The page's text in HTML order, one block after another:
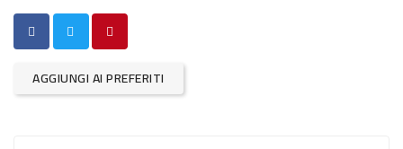
CASA
INSETTICIDI
CARTA
AGGIUNGI AI PREFERITI